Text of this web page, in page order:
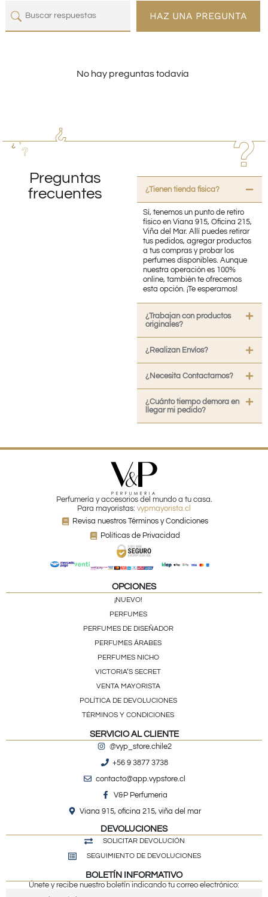
HAZ UNA PREGUNTA
No hay preguntas todavía
Preguntas
frecuentes
¿Tienen tienda fisica?
Sí, tenemos un punto de retiro
físico en Viana 915, Oficina 215,
Viña del Mar. Allí puedes retirar
tus pedidos, agregar productos
a tus compras y probar los
perfumes disponibles. Aunque
nuestra operación es 100%
online, también te ofrecemos
esta opción. ¡Te esperamos!
¿Trabajan con productos
originales?
¿Realizan Envíos?
¿Necesita Contactarnos?
¿Cuánto tiempo demora en
llegar mi pedido?
Perfumería y accesorios del mundo a tu casa.
Para mayoristas: vypmayorista.cl
Revisa nuestros Términos y Condiciones
Políticas de Privacidad
OPCIONES
¡NUEVO!
PERFUMES
PERFUMES DE DISEÑADOR
PERFUMES ÁRABES
PERFUMES NICHO
VICTORIA’S SECRET
VENTA MAYORISTA
POLÍTICA DE DEVOLUCIONES
TÉRMINOS Y CONDICIONES
SERVICIO AL CLIENTE
@vyp_store.chile2
+56 9 3877 3738
contacto@app.vypstore.cl
V&P Perfumeria
Viana 915, oficina 215, viña del mar
DEVOLUCIONES
SOLICITAR DEVOLUCIÓN
SEGUIMIENTO DE DEVOLUCIONES
BOLETÍN INFORMATIVO
Únete y recibe nuestro boletín indicando tu correo electrónico: